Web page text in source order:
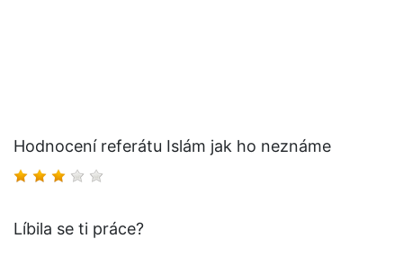
Hodnocení referátu Islám jak ho neznáme
Líbila se ti práce?